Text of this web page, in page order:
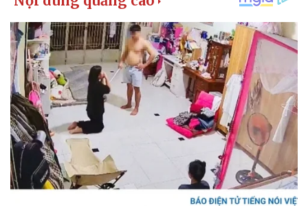
Pháp luật
Vụ án
Tin nóng
Tư vấn luật
Quân sự - Quốc phòng
Vũ khí
Việt Nam
Phân tích